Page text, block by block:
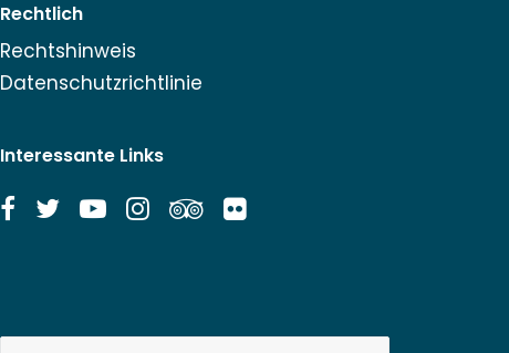
Rechtlich
Rechtshinweis
Datenschutzrichtlinie
Interessante Links